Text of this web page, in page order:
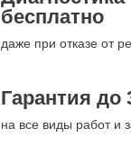
бесплатно
даже при отказе от
Гарантия до
на все виды работ и